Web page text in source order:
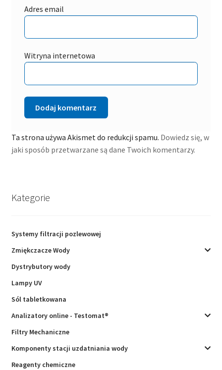
Adres email
Witryna internetowa
Ta strona używa Akismet do redukcji spamu. Dowiedz się, w
jaki sposób przetwarzane są dane Twoich komentarzy.
Kategorie
Systemy filtracji pozlewowej
Zmiękczacze Wody
Dystrybutory wody
Lampy UV
Sól tabletkowana
Analizatory online - Testomat®
Filtry Mechaniczne
Komponenty stacji uzdatniania wody
Reagenty chemiczne